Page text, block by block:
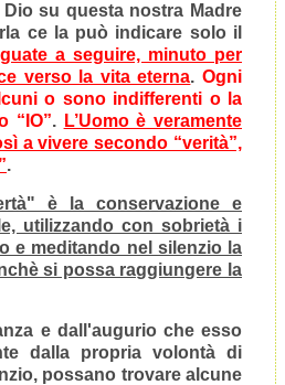
su questa nostra Madre
ce la può indicare solo il
a seguire, minuto per
verso la vita eterna.Ogni
o sono indifferenti o la
“IO”. L’Uomo è veramente
a vivere secondo “verità”,
.
è la conservazione e
utilizzando con sobrietà i
e meditando nel silenzio la
si possa raggiungere la
e dall'augurio che esso
dalla propria volontà di
possano trovare alcune